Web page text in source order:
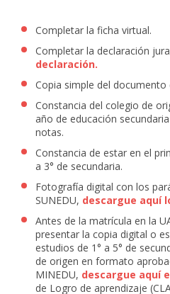
Completar la ficha virtual.
Completar la declaración
declaración.
Copia simple del documento
Constancia del colegio de
año de educación
notas.
Constancia de estar en el
a 3° de secundaria.
Fotografía digital con los
SUNEDU, descargue aquí
Antes de la matrícula en la
presentar la copia digital o
estudios de 1° a 5° de
de origen en formato
MINEDU, descargue aquí
de Logro de aprendizaje